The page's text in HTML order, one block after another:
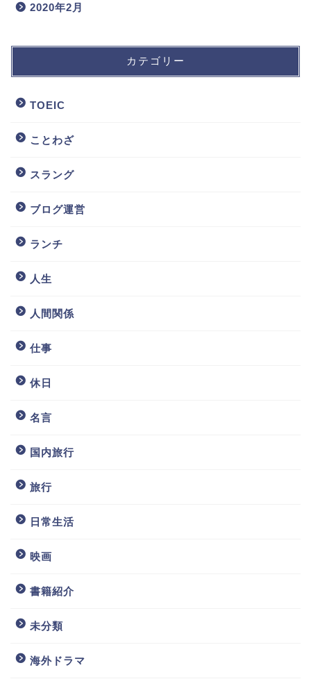
2020年2月
カテゴリー
TOEIC
ことわざ
スラング
ブログ運営
ランチ
人生
人間関係
仕事
休日
名言
国内旅行
旅行
日常生活
映画
書籍紹介
未分類
海外ドラマ